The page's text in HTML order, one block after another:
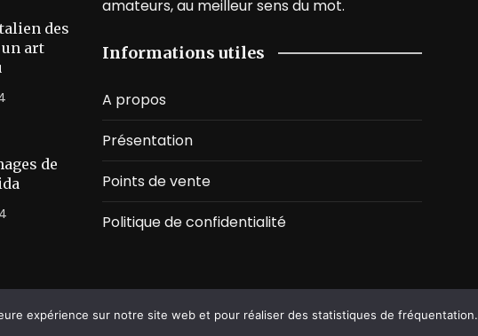
des
un art
de
amateurs, au meilleur sens du mot.
Informations utiles
A propos
Présentation
Points de vente
Politique de confidentialité
expérience sur notre site web et pour réaliser des statistiques de fréquentation.